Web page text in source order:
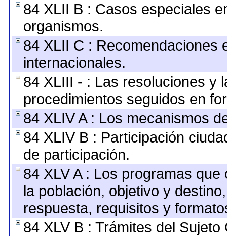
84 XLII B : Casos especiales
organismos.
84 XLII C : Recomendaciones
internacionales.
84 XLIII - : Las resoluciones y
procedimientos seguidos en
84 XLIV A : Los mecanismos
84 XLIV B : Participación
de participación.
84 XLV A : Los programas
la población, objetivo y
respuesta, requisitos y
84 XLV B : Trámites del Sujeto